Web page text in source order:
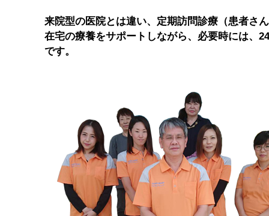
来院型の医院とは違い、定期訪問診療（患者さ
在宅の療養をサポートしながら、必要時には、
です。